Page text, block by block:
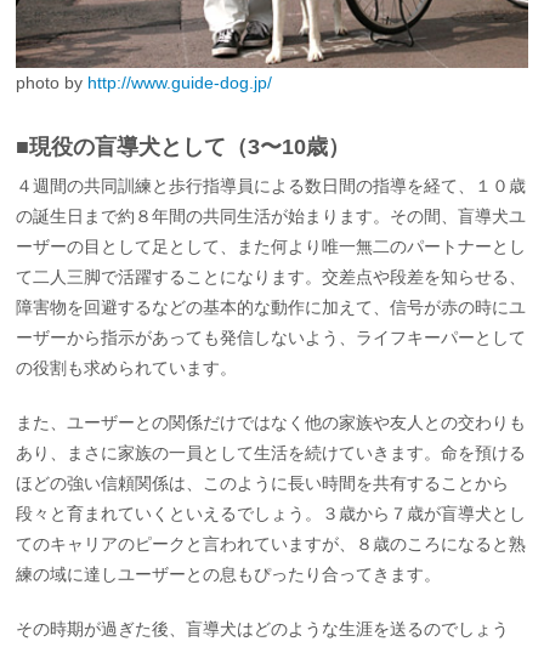
photo by http://www.guide-dog.jp/
■現役の盲導犬として（3〜10歳）
４週間の共同訓練と歩行指導員による数日間の指導を経て、１０歳
の誕生日まで約８年間の共同生活が始まります。その間、盲導犬ユ
ーザーの目として足として、また何より唯一無二のパートナーとし
て二人三脚で活躍することになります。交差点や段差を知らせる、
障害物を回避するなどの基本的な動作に加えて、信号が赤の時にユ
ーザーから指示があっても発信しないよう、ライフキーパーとして
の役割も求められています。
また、ユーザーとの関係だけではなく他の家族や友人との交わりも
あり、まさに家族の一員として生活を続けていきます。命を預ける
ほどの強い信頼関係は、このように長い時間を共有することから
段々と育まれていくといえるでしょう。３歳から７歳が盲導犬とし
てのキャリアのピークと言われていますが、８歳のころになると熟
練の域に達しユーザーとの息もぴったり合ってきます。
その時期が過ぎた後、盲導犬はどのような生涯を送るのでしょう